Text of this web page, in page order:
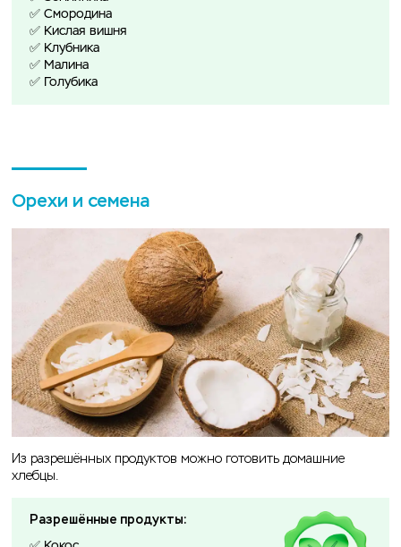
✅ Смородина
✅ Кислая вишня
✅ Клубника
✅ Малина
✅ Голубика
Орехи и семена
Из разрешённых продуктов можно готовить домашние
хлебцы.
Разрешённые продукты: